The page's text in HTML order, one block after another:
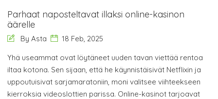
Parhaat naposteltavat illaksi online-kasinon
äärelle
By Asta 18 Feb, 2025
Yhä useammat ovat löytäneet uuden tavan viettää rentoa
iltaa kotona. Sen sijaan, että he käynnistäisivät Netflixin ja
uppoutuisivat sarjamaratoniin, moni valitsee viihteekseen
kierroksia videoslottien parissa. Online-kasinot tarjoavat